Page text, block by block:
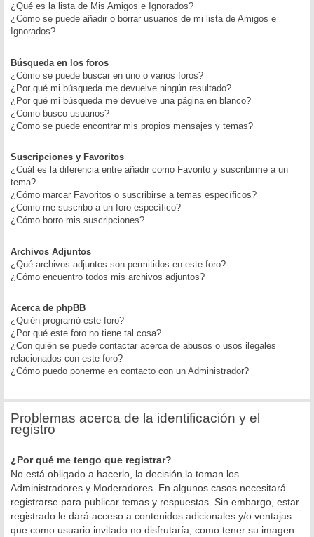
¿Qué es la lista de Mis Amigos e Ignorados?
¿Cómo se puede añadir o borrar usuarios de mi lista de Amigos e
Ignorados?
Búsqueda en los foros
¿Cómo se puede buscar en uno o varios foros?
¿Por qué mi búsqueda me devuelve ningún resultado?
¿Por qué mi búsqueda me devuelve una página en blanco?
¿Cómo busco usuarios?
¿Como se puede encontrar mis propios mensajes y temas?
Suscripciones y Favoritos
¿Cuál es la diferencia entre añadir como Favorito y suscribirme a un
tema?
¿Cómo marcar Favoritos o suscribirse a temas específicos?
¿Cómo me suscribo a un foro específico?
¿Cómo borro mis suscripciones?
Archivos Adjuntos
¿Qué archivos adjuntos son permitidos en este foro?
¿Cómo encuentro todos mis archivos adjuntos?
Acerca de phpBB
¿Quién programó este foro?
¿Por qué este foro no tiene tal cosa?
¿Con quién se puede contactar acerca de abusos o usos ilegales
relacionados con este foro?
¿Cómo puedo ponerme en contacto con un Administrador?
Problemas acerca de la identificación y el
registro
¿Por qué me tengo que registrar?
No está obligado a hacerlo, la decisión la toman los
Administradores y Moderadores. En algunos casos necesitará
registrarse para publicar temas y respuestas. Sin embargo, estar
registrado le dará acceso a contenidos adicionales y/o ventajas
que como usuario invitado no disfrutaría, como tener su imagen